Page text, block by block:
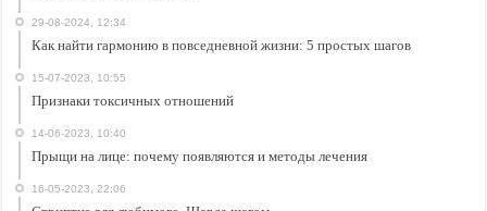
29-08-2024, 12:34
Как найти гармонию в повседневной жизни: 5 простых шагов
15-07-2023, 10:55
Признаки токсичных отношений
14-06-2023, 10:40
Прыщи на лице: почему появляются и методы лечения
16-05-2023, 22:06